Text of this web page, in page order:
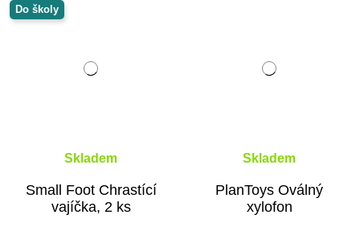
Do školy
Skladem
Small Foot Chrastící
vajíčka, 2 ks
Skladem
PlanToys Oválný
xylofon